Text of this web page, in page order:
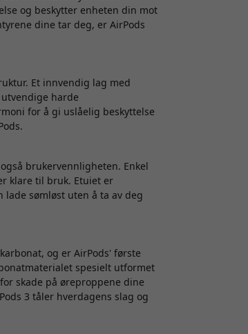
og beskytter enheten din mot
dine tar deg, er AirPods
Et innvendig lag med
harde
for å gi uslåelig beskyttelse
brukervennligheten. Enkel
klare til bruk. Etuiet er
sømløst uten å ta av deg
og er AirPods' første
spesielt utformet
skade på øreproppene dine
3 tåler hverdagens slag og